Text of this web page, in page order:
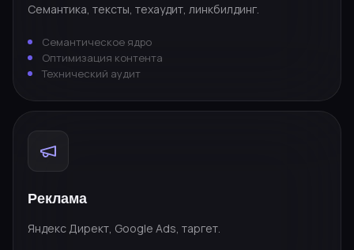
Семантика, тексты, техаудит, линкбилдинг.
Семантическое ядро
Оптимизация контента
Технический аудит
Реклама
Яндекс Директ, Google Ads, таргет.